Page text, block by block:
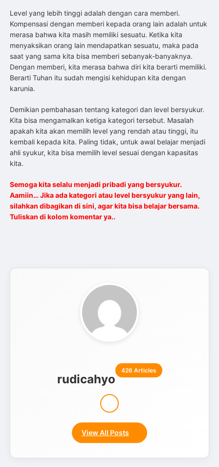
Level yang lebih tinggi adalah dengan cara memberi.
Kompensasi dengan memberi kepada orang lain adalah untuk
merasa bahwa kita masih memiliki sesuatu. Ketika kita
menyaksikan orang lain mendapatkan sesuatu, maka pada
saat yang sama kita bisa memberi sebanyak-banyaknya.
Dengan memberi, kita merasa bahwa diri kita berarti memiliki.
Berarti Tuhan itu sudah mengisi kehidupan kita dengan
karunia.
Demikian pembahasan tentang kategori dan level bersyukur.
Kita bisa mengamalkan ketiga kategori tersebut. Masalah
apakah kita akan memilih level yang rendah atau tinggi, itu
kembali kepada kita. Paling tidak, untuk awal belajar menjadi
ahli syukur, kita bisa memilih level sesuai dengan kapasitas
kita.
Semoga kita selalu menjadi pribadi yang bersyukur.
Aamiin… Jika ada kategori atau level bersyukur yang lain,
silahkan dibagikan di sini, agar kita bisa belajar bersama.
Tuliskan di kolom komentar ya..
rudicahyo
426 Articles
View All Posts